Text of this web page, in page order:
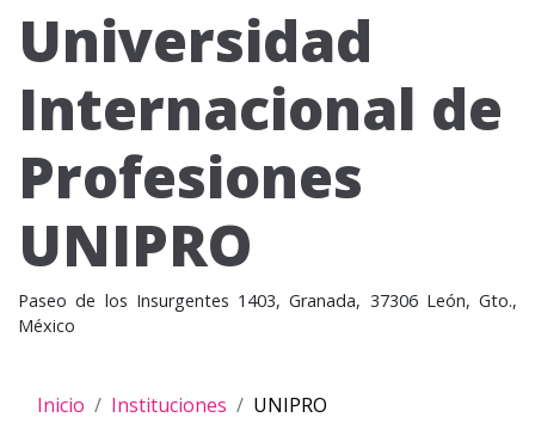
Universidad
Internacional de
Profesiones
UNIPRO
Paseo de los Insurgentes 1403, Granada, 37306 León, Gto.,
México
Inicio Instituciones UNIPRO